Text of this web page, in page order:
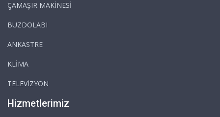
ÇAMAŞIR MAKİNESİ
BUZDOLABI
ANKASTRE
KLİMA
TELEVİZYON
Hizmetlerimiz